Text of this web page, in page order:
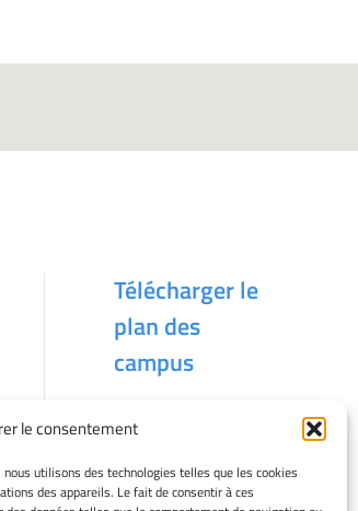
le consentement
utilisons des technologies telles que les cookies
des appareils. Le fait de consentir à ces
Télécharger le
plan des
campus